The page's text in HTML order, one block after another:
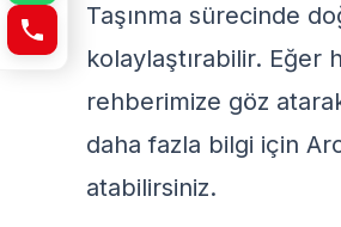
Taşınma sürecinde
kolaylaştırabilir. Eğer
rehberimize göz
daha fazla bilgi için
atabilirsiniz.